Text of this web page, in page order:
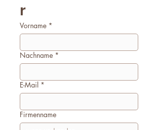
r
Vorname *
Nachname *
E-Mail *
Firmenname